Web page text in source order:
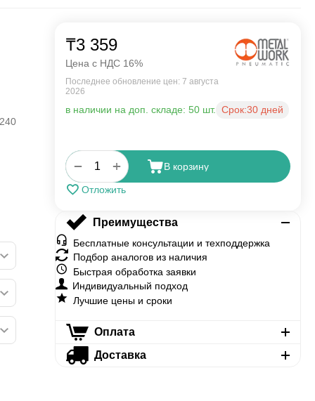
₸3 359
Цена с НДС 16%
Последнее обновление цен: 7 августа
2026
в наличии на доп. складе: 50 шт. Срок:30 дней
+
− В корзину
Отложить
Преимущества
Бесплатные консультации и техподдержка
Подбор аналогов из наличия
Быстрая обработка заявки
Индивидуальный подход
Лучшие цены и сроки
Оплата
Доставка